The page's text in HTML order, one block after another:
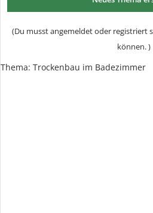
(Du musst angemeldet oder registriert
können. )
Thema: Trockenbau im Badezimmer